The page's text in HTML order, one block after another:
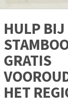
HULP BIJ
GRATIS
HET